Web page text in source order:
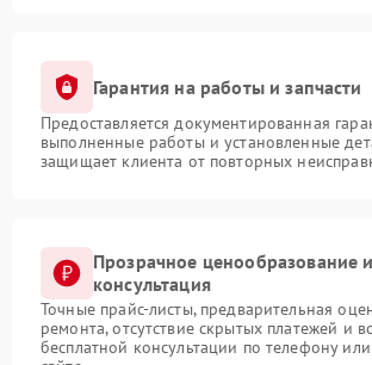
Гарантия на работы и запчасти
Предоставляется документированная
выполненные работы и установленные
защищает клиента от повторных
Прозрачное ценообразование
консультация
Точные прайс-листы, предварительная
ремонта, отсутствие скрытых платежей и
бесплатной консультации по телефону